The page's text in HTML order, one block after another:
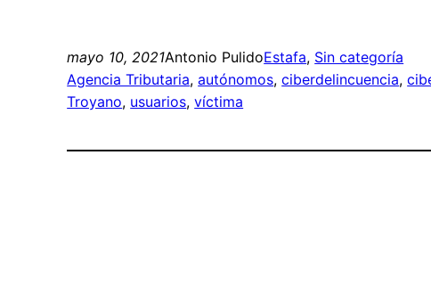
mayo 10, 2021Antonio PulidoEstafa, Sin categoría
Agencia Tributaria, autónomos, ciberdelincuencia,
Troyano, usuarios, víctima